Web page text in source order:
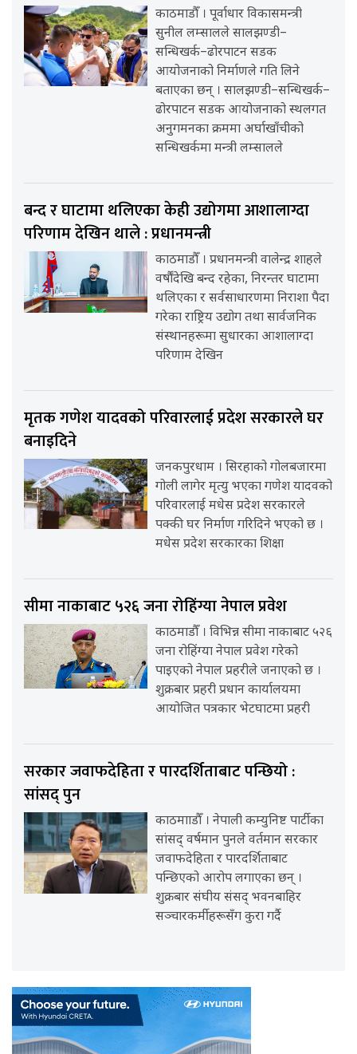
काठमाडौँ । पूर्वाधार विकासमन्त्री
सुनील लम्सालले सालझण्डी–
सन्धिखर्क–ढोरपाटन सडक
आयोजनाको निर्माणले गति लिने
बताएका छन् । सालझण्डी–सन्धिखर्क–
ढोरपाटन सडक आयोजनाको स्थलगत
अनुगमनका क्रममा अर्घाखाँचीको
सन्धिखर्कमा मन्त्री लम्सालले
बन्द र घाटामा थलिएका केही उद्योगमा आशालाग्दा
परिणाम देखिन थाले : प्रधानमन्त्री
काठमाडौँ । प्रधानमन्त्री वालेन्द्र शाहले
वर्षौंदेखि बन्द रहेका, निरन्तर घाटामा
थलिएका र सर्वसाधारणमा निराशा पैदा
गरेका राष्ट्रिय उद्योग तथा सार्वजनिक
संस्थानहरूमा सुधारका आशालाग्दा
परिणाम देखिन
मृतक गणेश यादवको परिवारलाई प्रदेश सरकारले घर
बनाइदिने
जनकपुरधाम । सिरहाको गोलबजारमा
गोली लागेर मृत्यु भएका गणेश यादवको
परिवारलाई मधेस प्रदेश सरकारले
पक्की घर निर्माण गरिदिने भएको छ ।
मधेस प्रदेश सरकारका शिक्षा
सीमा नाकाबाट ५२६ जना रोहिंग्या नेपाल प्रवेश
काठमाडौँ । विभिन्न सीमा नाकाबाट ५२६
जना रोहिंग्या नेपाल प्रवेश गरेको
पाइएको नेपाल प्रहरीले जनाएको छ ।
शुक्रबार प्रहरी प्रधान कार्यालयमा
आयोजित पत्रकार भेटघाटमा प्रहरी
सरकार जवाफदेहिता र पारदर्शिताबाट पन्छियो :
सांसद् पुन
काठमााडौँ । नेपाली कम्युनिष्ट पार्टीका
सांसद् वर्षमान पुनले वर्तमान सरकार
जवाफदेहिता र पारदर्शिताबाट
पन्छिएको आरोप लगाएका छन् ।
शुक्रबार संघीय संसद् भवनबाहिर
सञ्चारकर्मीहरूसँग कुरा गर्दै